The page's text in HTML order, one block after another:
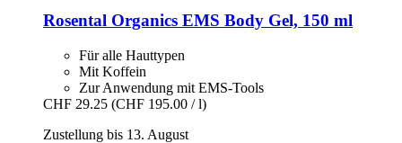
Rosental Organics EMS Body Gel, 150 ml
Für alle Hauttypen
Mit Koffein
Zur Anwendung mit EMS-Tools
CHF 29.25 (CHF 195.00 / l)
Zustellung bis 13. August